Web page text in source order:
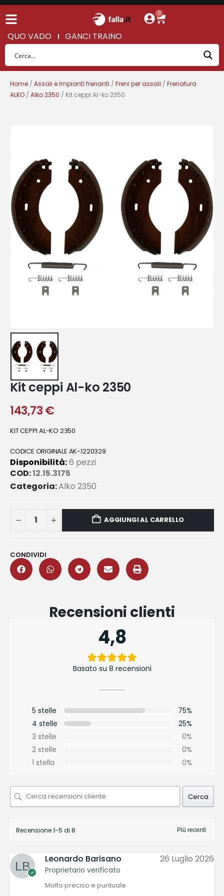
0
QUO VADO GANCI TRAINO
Home / Assali e Impianti frenanti / Freni per assali / Frenatura
ALKO / Alko 2350 / Kit ceppi Al-ko 2350
Kit ceppi Al-ko 2350
143,73€
KIT CEPPI AL-KO 2350
CODICE ORIGINALE AK-1220329
Disponibilità:6 pezzi
COD:12.15.3175
Categoria:Alko 2350
AGGIUNGI AL CARRELLO
CONDIVIDI
Recensioni clienti
4,8
Basato su 8 recensioni
5 stelle
75%
4 stelle
25%
3 stelle
0%
2 stelle
0%
1 stella
0%
Cerca
Recensione 1-5 di 8
Leonardo Barisano
Proprietario verificato
26 Luglio 2026
Molto preciso e puntuale